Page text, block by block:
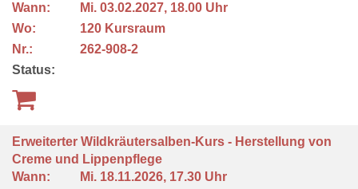
Wann:
Mi. 03.02.2027, 18.00 Uhr
Wo:
120 Kursraum
Nr.:
262-908-2
Status:
Erweiterter Wildkräutersalben-Kurs - Herstellung von
Creme und Lippenpflege
Wann:
Mi. 18.11.2026, 17.30 Uhr